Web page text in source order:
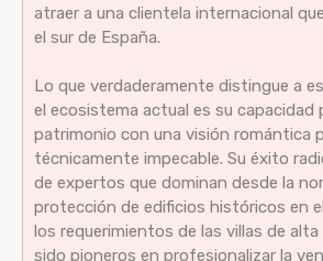
atraer a una clientela internacional
el sur de España.
Lo que verdaderamente distingue a
el ecosistema actual es su capacidad
patrimonio con una visión romántica
técnicamente impecable. Su éxito
de expertos que dominan desde la
protección de edificios históricos en
los requerimientos de las villas de
sido pioneros en profesionalizar la